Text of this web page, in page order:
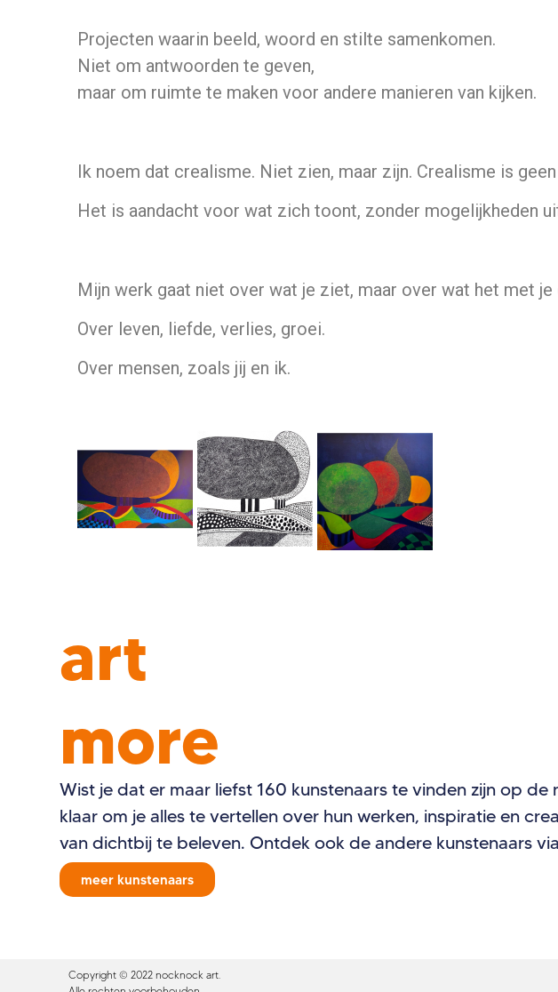
Projecten waarin beeld, woord en stilte samenkomen.
Niet om antwoorden te geven,
maar om ruimte te maken voor andere manieren van kijken.
Ik noem dat crealisme. Niet zien, maar zijn. Crealisme is geen
Het is aandacht voor wat zich toont, zonder mogelijkheden
Mijn werk gaat niet over wat je ziet, maar over wat het met je
Over leven, liefde, verlies, groei.
Over mensen, zoals jij en ik.
art
more
Wist je dat er maar liefst 160 kunstenaars te vinden zijn op
klaar om je alles te vertellen over hun werken, inspiratie en
van dichtbij te beleven. Ontdek ook de andere kunstenaars
meer kunstenaars
Copyright © 2022 nocknock art.